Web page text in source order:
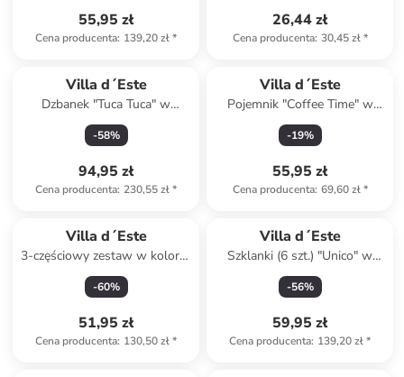
55,95 zł
Cena producenta: 139,20 zł*
26,44 zł
Cena producenta: 30,45 zł*
Villa d´Este
Dzbanek "Tuca Tuca" w
kolorze żółto-miętowym - 1,8
l
-58%
94,95 zł
Cena producenta: 230,55 zł*
Villa d´Este
Pojemnik "Coffee Time" w
kolorze biało-jasnobrązowym
- 750 ml
-19%
55,95 zł
Cena producenta: 69,60 zł*
Villa d´Este
3-częściowy zestaw w kolorze
jasnobrązowo-różowym do
sera - 14 x 41 cm
-60%
51,95 zł
Cena producenta: 130,50 zł*
Villa d´Este
Szklanki (6 szt.) "Unico" w
kolorze turkusowym - 325 ml
-56%
59,95 zł
Cena producenta: 139,20 zł*